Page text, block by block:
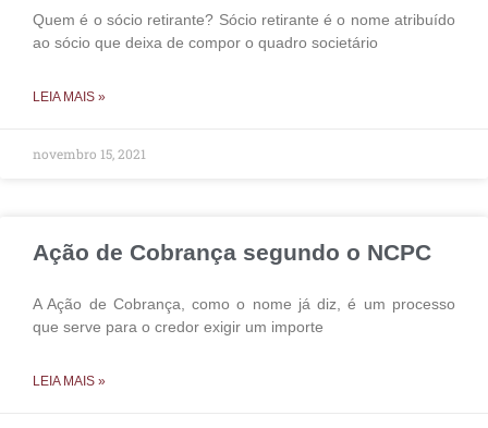
Quem é o sócio retirante? Sócio retirante é o nome atribuído
ao sócio que deixa de compor o quadro societário
LEIA MAIS »
novembro 15, 2021
Ação de Cobrança segundo o NCPC
A Ação de Cobrança, como o nome já diz, é um processo
que serve para o credor exigir um importe
LEIA MAIS »